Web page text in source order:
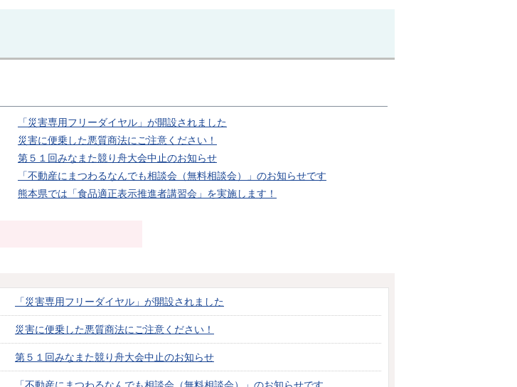
「災害専用フリーダイヤル」が開設されました
災害に便乗した悪質商法にご注意ください！
第５１回みなまた競り舟大会中止のお知らせ
「不動産にまつわるなんでも相談会（無料相談会）」のお知らせです
熊本県では「食品適正表示推進者講習会」を実施します！
「災害専用フリーダイヤル」が開設されました
災害に便乗した悪質商法にご注意ください！
第５１回みなまた競り舟大会中止のお知らせ